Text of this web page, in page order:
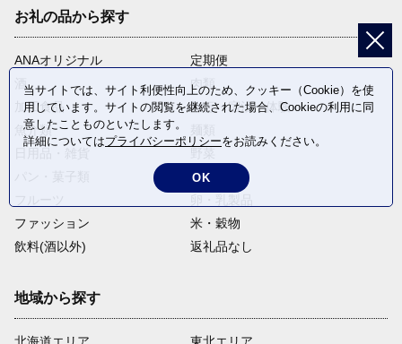
お礼の品から探す
ANAオリジナル
定期便
酒
肉類
加工食品
旅行・宿泊・体験
魚介類
電化製品
ファッション
米・穀物
飲料(酒以外)
返礼品なし
地域から探す
当サイトでは、サイト利便性向上のため、クッキー（Cookie）を使
用しています。サイトの閲覧を継続された場合、Cookieの利用に同
意したことものといたします。
詳細についてはプライバシーポリシーをお読みください。
OK